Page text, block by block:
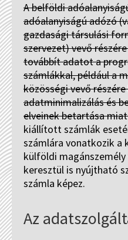
A belföldi
adóalanyiságú adózó
gazdasági társulási
szervezet) vevő
továbbít adatot a
számlákkal, például a
közösségi vevő
adatminimalizálás és
elveinek betartása
kiállított számlák
számlára vonatkozik
külföldi
keresztül is nyújtható
számla képez.
Az